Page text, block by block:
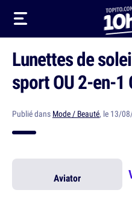
Lunettes de
sport OU 2-en-1
Publié dans Mode / Beauté, le 13/
Aviator